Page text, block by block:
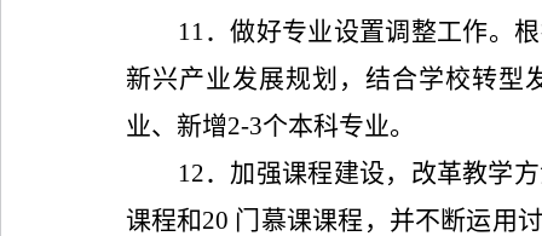
11．做好专业设置调整工作。
新兴产业发展规划，结合学校转型
业、新增2-3个本科专业。
12．加强课程建设，改革教学
课程和20 门慕课课程，并不断运用